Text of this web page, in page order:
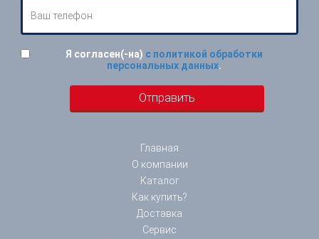
Я согласен(-на) с политикой обработки
персональных данных.
Главная
О компании
Каталог
Как купить?
Доставка
Сервис